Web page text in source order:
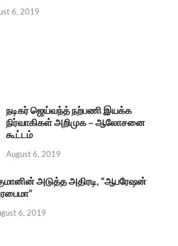
6, 2019
நடிகர் ஜெய்வந்த் நற்பணி இயக்க
நிர்வாகிகள் அறிமுக – ஆலோசனை
கூட்டம்
August 6, 2019
அடுத்த அதிரடி, “ஆபரேஷன்
6, 2019